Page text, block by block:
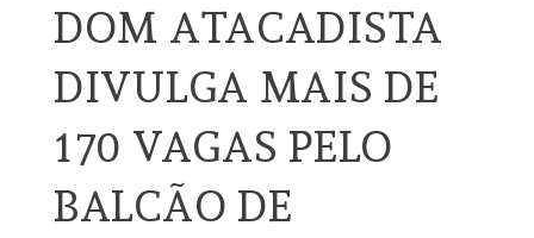
DOM ATACADISTA
DIVULGA MAIS DE
170 VAGAS PELO
BALCÃO DE